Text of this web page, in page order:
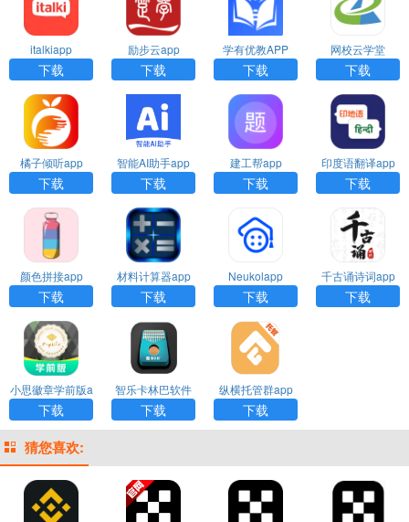
italkiapp
下载
励步云app
下载
学有优教APP
下载
网校云学堂
下载
橘子倾听app
下载
智能AI助手app
下载
建工帮app
下载
印度语翻译app
下载
颜色拼接app
下载
材料计算器app
下载
Neukolapp
下载
千古诵诗词app
下载安装
下载
小思徽章学前版a
pp下载
下载
智乐卡林巴软件
官方版
下载
纵横托管群app
下载安装
下载
猜您喜欢: